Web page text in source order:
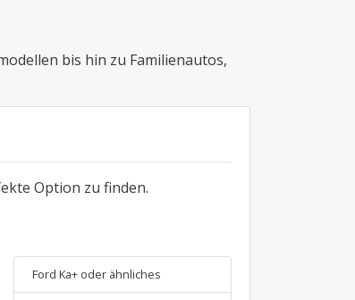
bis hin zu Familienautos,
Option zu finden.
Ford Ka+ oder ähnliches